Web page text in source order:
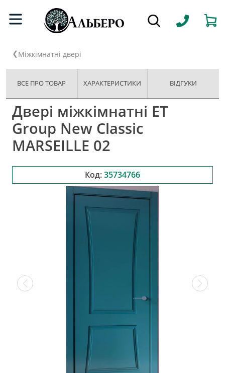
Міжкімнатні двері
ВСЕ ПРО ТОВАР ХАРАКТЕРИСТИКИ ВІДГУКИ
Двері міжкімнатні ET
Group New Classic
MARSEILLE 02
Код:35734766